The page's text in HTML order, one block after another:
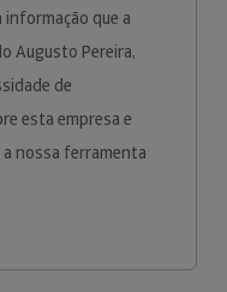
informação que a
Augusto Pereira,
de
esta empresa e
nossa ferramenta